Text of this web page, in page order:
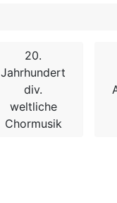
20.
Jahrhundert
div.
weltliche
Chormusik